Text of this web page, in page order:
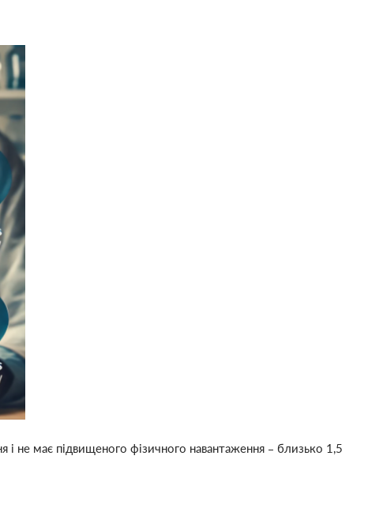
і не має підвищеного фізичного навантаження – близько 1,5